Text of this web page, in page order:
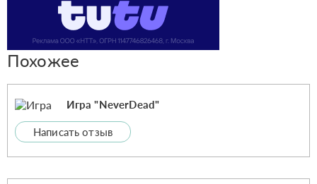
Похожее
Игра "NeverDead"
Написать отзыв